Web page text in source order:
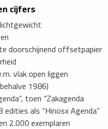
cijfers
doorschijnend offsetpapier
vlak open liggen
1986)
toen “Zakagenda
als “Hinosx Agenda”
2.000 exemplaren